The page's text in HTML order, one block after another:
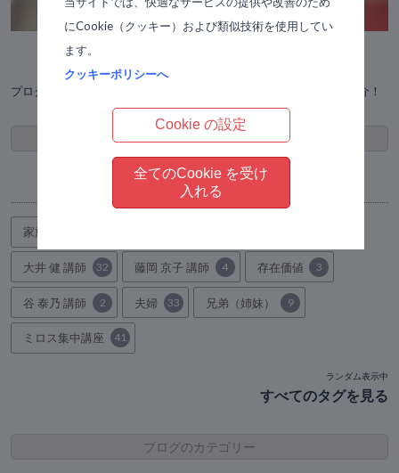
プログラムを受講してどう変化したのか？寄せられた体験談をご紹介！
タグ
Browse by topic
家族
大井 健 講師 32 藤岡 京子 講師 4 存在価値 3
谷 泰乃 講師 2 夫婦 33 兄弟（姉妹） 9
ミロス集中講座 41
ランダム表示中
すべてのタグを見る
ブログのカテゴリー
にCookie（クッキー）および類似技術を使用してい
ます。
クッキーポリシーへ
Cookie の設定
全てのCookie を受け
入れる